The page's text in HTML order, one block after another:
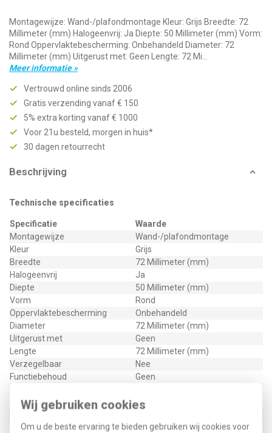
Wij gebruiken cookies
Om u de beste ervaring te bieden gebruiken wij cookies voor
Montagewijze: Wand-/plafondmontage Kleur: Grijs Breedte: 72
Millimeter (mm) Halogeenvrij: Ja Diepte: 50 Millimeter (mm) Vorm:
Rond Oppervlaktebescherming: Onbehandeld Diameter: 72
Millimeter (mm) Uitgerust met: Geen Lengte: 72 Mi...
Meer informatie »
Vertrouwd online sinds 2006
Gratis verzending vanaf € 150
5% extra korting vanaf € 1000
Voor 21u besteld, morgen in huis*
30 dagen retourrecht
Beschrijving
Technische specificaties
Specificatie
Waarde
Montagewijze
Wand-/plafondmontage
Kleur
Grijs
Breedte
72 Millimeter (mm)
Halogeenvrij
Ja
Diepte
50 Millimeter (mm)
Vorm
Rond
Oppervlaktebescherming
Onbehandeld
Diameter
72 Millimeter (mm)
Uitgerust met
Geen
Lengte
72 Millimeter (mm)
Verzegelbaar
Nee
Functiebehoud
Geen
Materiaal
Kunststof
Bedrijfstemperatuur
Aantal invoeren
4